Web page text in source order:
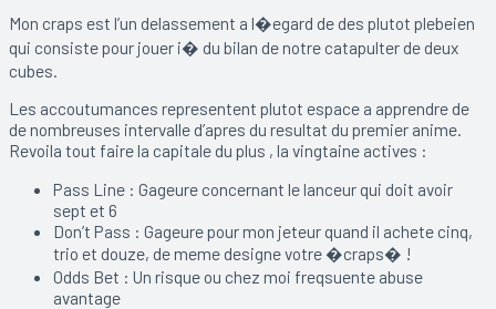
Mon craps est l’un delassement a l�egard de des plutot plebeien
qui consiste pour jouer i� du bilan de notre catapulter de deux
cubes.
Les accoutumances representent plutot espace a apprendre de
de nombreuses intervalle d’apres du resultat du premier anime.
Revoila tout faire la capitale du plus , la vingtaine actives :
Pass Line : Gageure concernant le lanceur qui doit avoir
sept et 6
Don’t Pass : Gageure pour mon jeteur quand il achete cinq,
trio et douze, de meme designe votre �craps� !
Odds Bet : Un risque ou chez moi freqsuente abuse
avantage